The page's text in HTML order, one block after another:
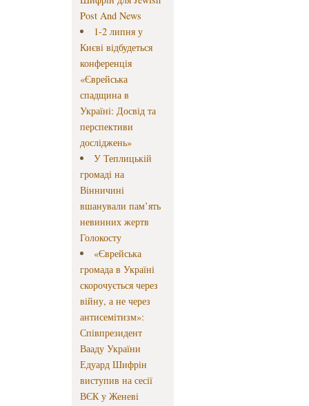
Post And News
1-2 липня у
Києві відбудеться
конференція
«Єврейська
спадщина в
Україні: Досвід та
перспективи
досліджень»
У Теплицькій
громаді на
Вінничині
вшанували пам’ять
невинних жертв
Голокосту
«Єврейська
громада в Україні
скорочується через
війну, а не через
антисемітизм»:
Співпрезидент
Вааду України
Едуард Шифрін
виступив на сесії
ВЄК у Женеві